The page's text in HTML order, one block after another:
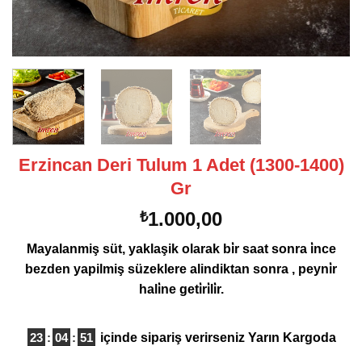
Erzincan Deri Tulum 1 Adet (1300-1400)
Gr
₺1.000,00
Mayalanmiş süt, yaklaşik olarak bi̇r saat sonra i̇nce
bezden yapilmiş süzeklere alindiktan sonra , peyni̇r
hali̇ne geti̇ri̇li̇r.
23 : 04 : 49 içinde sipariş verirseniz Yarın Kargoda